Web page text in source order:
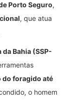
Porto Seguro,
, que atua
Bahia (SSP-
do foragido até
o homem